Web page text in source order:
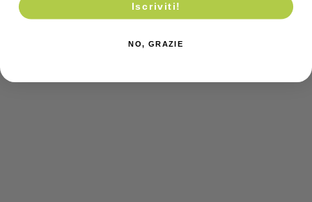
Iscriviti!
NO, GRAZIE